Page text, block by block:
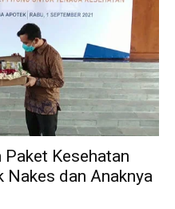
Kesehatan
Nakes dan Anaknya